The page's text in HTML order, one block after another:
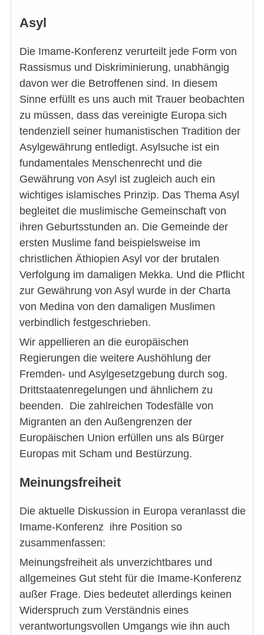
Asyl
Die Imame-Konferenz verurteilt jede Form von
Rassismus und Diskriminierung, unabhängig
davon wer die Betroffenen sind. In diesem
Sinne erfüllt es uns auch mit Trauer beobachten
zu müssen, dass das vereinigte Europa sich
tendenziell seiner humanistischen Tradition der
Asylgewährung entledigt. Asylsuche ist ein
fundamentales Menschenrecht und die
Gewährung von Asyl ist zugleich auch ein
wichtiges islamisches Prinzip. Das Thema Asyl
begleitet die muslimische Gemeinschaft von
ihren Geburtsstunden an. Die Gemeinde der
ersten Muslime fand beispielsweise im
christlichen Äthiopien Asyl vor der brutalen
Verfolgung im damaligen Mekka. Und die Pflicht
zur Gewährung von Asyl wurde in der Charta
von Medina von den damaligen Muslimen
verbindlich festgeschrieben.
Wir appellieren an die europäischen
Regierungen die weitere Aushöhlung der
Fremden- und Asylgesetzgebung durch sog.
Drittstaatenregelungen und ähnlichem zu
beenden. Die zahlreichen Todesfälle von
Migranten an den Außengrenzen der
Europäischen Union erfüllen uns als Bürger
Europas mit Scham und Bestürzung.
Meinungsfreiheit
Die aktuelle Diskussion in Europa veranlasst die
Imame-Konferenz ihre Position so
zusammenfassen:
Meinungsfreiheit als unverzichtbares und
allgemeines Gut steht für die Imame-Konferenz
außer Frage. Dies bedeutet allerdings keinen
Widerspruch zum Verständnis eines
verantwortungsvollen Umgangs wie ihn auch